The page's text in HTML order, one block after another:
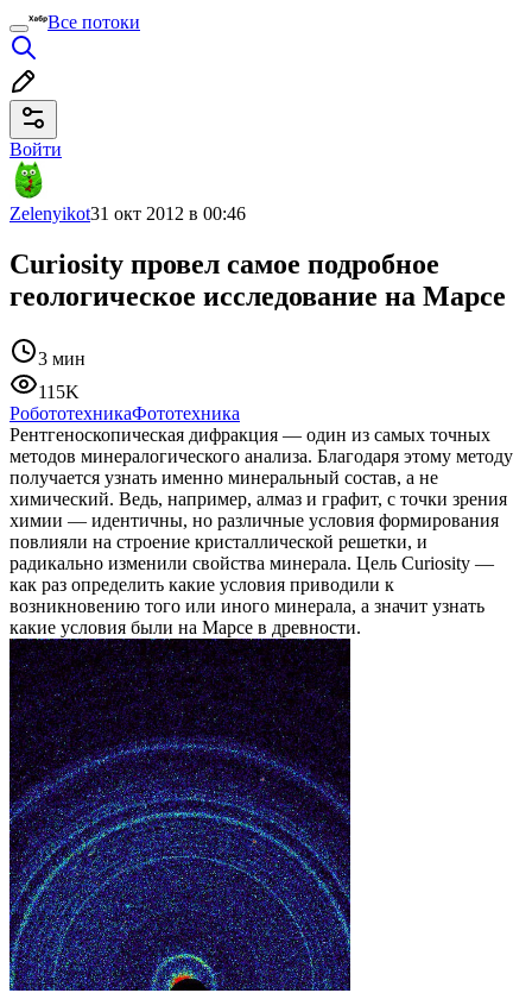
Все потоки
Войти
Zelenyikot31 окт 2012 в 00:46
Curiosity провел самое подробное
геологическое исследование на Марсе
3 мин
115K
РобототехникаФототехника
Рентгеноскопическая дифракция — один из самых точных
методов минералогического анализа. Благодаря этому методу
получается узнать именно минеральный состав, а не
химический. Ведь, например, алмаз и графит, с точки зрения
химии — идентичны, но различные условия формирования
повлияли на строение кристаллической решетки, и
радикально изменили свойства минерала. Цель Curiosity —
как раз определить какие условия приводили к
возникновению того или иного минерала, а значит узнать
какие условия были на Марсе в древности.